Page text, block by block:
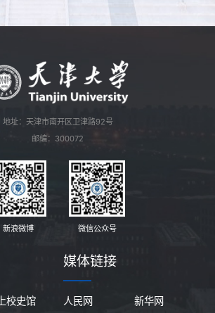
地址：天津市南开区卫津路92号
邮编：300072
新浪微博 微信公众号
校史馆
媒体链接
人民网 新华网